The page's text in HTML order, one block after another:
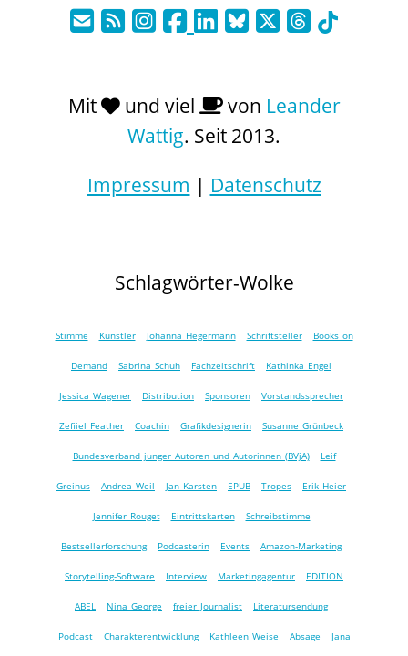
Mit und viel von Leander
Wattig. Seit 2013.
Impressum | Datenschutz
Schlagwörter-Wolke
Stimme Künstler Johanna Hegermann Schriftsteller Books on
Demand Sabrina Schuh Fachzeitschrift Kathinka Engel
Jessica Wagener Distribution Sponsoren Vorstandssprecher
Zefiiel Feather Coachin Grafikdesignerin Susanne Grünbeck
Bundesverband junger Autoren und Autorinnen (BVjA) Leif
Greinus Andrea Weil Jan Karsten EPUB Tropes Erik Heier
Jennifer Rouget Eintrittskarten Schreibstimme
Bestsellerforschung Podcasterin Events Amazon-Marketing
Storytelling-Software Interview Marketingagentur EDITION
ABEL Nina George freier Journalist Literatursendung
Podcast Charakterentwicklung Kathleen Weise Absage Jana